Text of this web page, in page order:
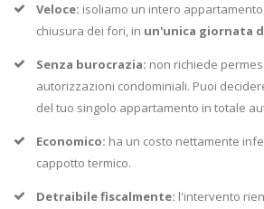
Veloce: isoliamo un intero
chiusura dei fori, in un'unica giornata
Senza burocrazia: non richiede
autorizzazioni condominiali. Puoi
del tuo singolo appartamento in totale
Economico: ha un costo nettamente
cappotto termico.
Detraibile fiscalmente: l'intervento